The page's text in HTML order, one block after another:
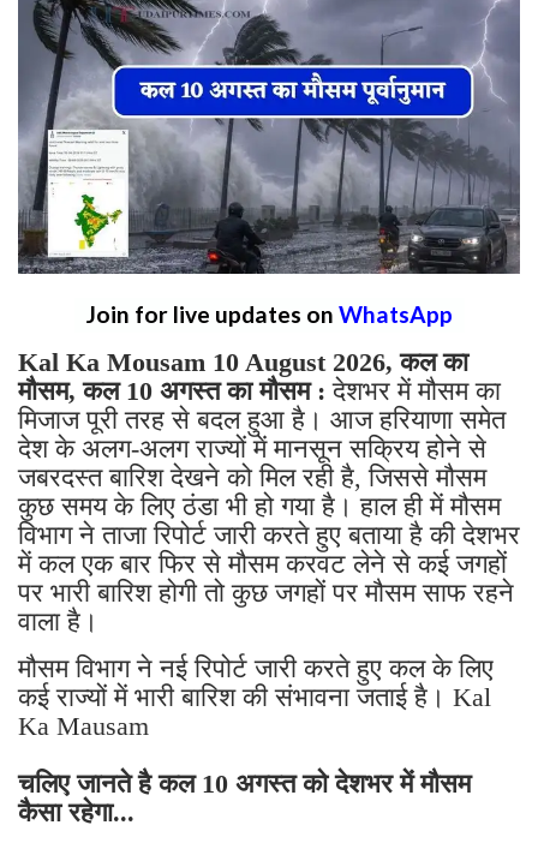
Join for live updates on WhatsApp
Kal Ka Mousam 10 August 2026, कल का
मौसम, कल 10 अगस्त का मौसम : देशभर में मौसम का
मिजाज पूरी तरह से बदल हुआ है। आज हरियाणा समेत
देश के अलग-अलग राज्यों में मानसून सक्रिय होने से
जबरदस्त बारिश देखने को मिल रही है, जिससे मौसम
कुछ समय के लिए ठंडा भी हो गया है। हाल ही में मौसम
विभाग ने ताजा रिपोर्ट जारी करते हुए बताया है की देशभर
में कल एक बार फिर से मौसम करवट लेने से कई जगहों
पर भारी बारिश होगी तो कुछ जगहों पर मौसम साफ रहने
वाला है।
मौसम विभाग ने नई रिपोर्ट जारी करते हुए कल के लिए
कई राज्यों में भारी बारिश की संभावना जताई है। Kal
Ka Mausam
चलिए जानते है कल 10 अगस्त को देशभर में मौसम
कैसा रहेगा...